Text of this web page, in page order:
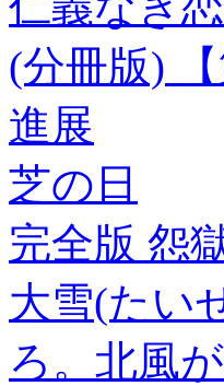
(分冊版) 【
進展
芝の日
完全版 怨
大雪(たい
ろ。北風